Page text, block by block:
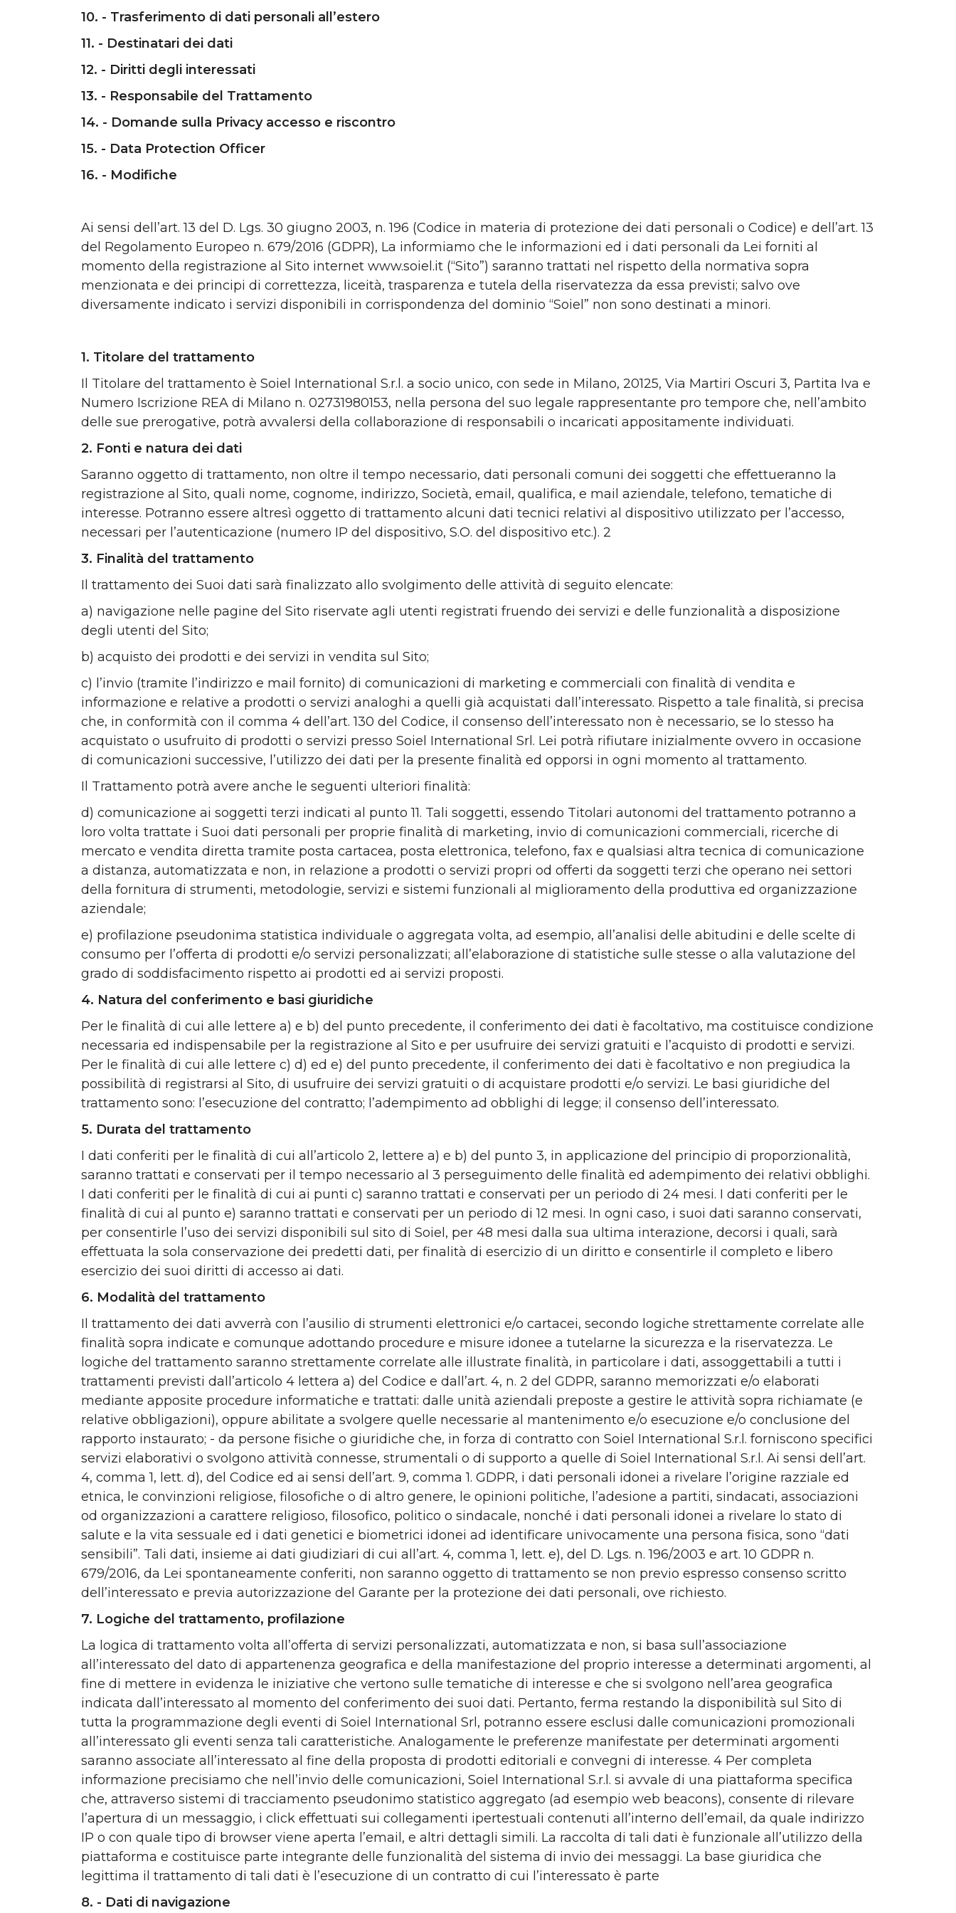
10. - Trasferimento di dati personali all’estero
11. - Destinatari dei dati
12. - Diritti degli interessati
13. - Responsabile del Trattamento
14. - Domande sulla Privacy accesso e riscontro
15. - Data Protection Officer
16. - Modifiche
Ai sensi dell’art. 13 del D. Lgs. 30 giugno 2003, n. 196 (Codice in materia di protezione dei dati personali o Codice) e dell’art. 13
del Regolamento Europeo n. 679/2016 (GDPR), La informiamo che le informazioni ed i dati personali da Lei forniti al
momento della registrazione al Sito internet www.soiel.it (“Sito”) saranno trattati nel rispetto della normativa sopra
menzionata e dei principi di correttezza, liceità, trasparenza e tutela della riservatezza da essa previsti; salvo ove
diversamente indicato i servizi disponibili in corrispondenza del dominio “Soiel” non sono destinati a minori.
1. Titolare del trattamento
Il Titolare del trattamento è Soiel International S.r.l. a socio unico, con sede in Milano, 20125, Via Martiri Oscuri 3, Partita Iva e
Numero Iscrizione REA di Milano n. 02731980153, nella persona del suo legale rappresentante pro tempore che, nell’ambito
delle sue prerogative, potrà avvalersi della collaborazione di responsabili o incaricati appositamente individuati.
2. Fonti e natura dei dati
Saranno oggetto di trattamento, non oltre il tempo necessario, dati personali comuni dei soggetti che effettueranno la
registrazione al Sito, quali nome, cognome, indirizzo, Società, email, qualifica, e mail aziendale, telefono, tematiche di
interesse. Potranno essere altresì oggetto di trattamento alcuni dati tecnici relativi al dispositivo utilizzato per l’accesso,
necessari per l’autenticazione (numero IP del dispositivo, S.O. del dispositivo etc.). 2
3. Finalità del trattamento
Il trattamento dei Suoi dati sarà finalizzato allo svolgimento delle attività di seguito elencate:
a) navigazione nelle pagine del Sito riservate agli utenti registrati fruendo dei servizi e delle funzionalità a disposizione
degli utenti del Sito;
b) acquisto dei prodotti e dei servizi in vendita sul Sito;
c) l’invio (tramite l’indirizzo e mail fornito) di comunicazioni di marketing e commerciali con finalità di vendita e
informazione e relative a prodotti o servizi analoghi a quelli già acquistati dall’interessato. Rispetto a tale finalità, si precisa
che, in conformità con il comma 4 dell’art. 130 del Codice, il consenso dell’interessato non è necessario, se lo stesso ha
acquistato o usufruito di prodotti o servizi presso Soiel International Srl. Lei potrà rifiutare inizialmente ovvero in occasione
di comunicazioni successive, l’utilizzo dei dati per la presente finalità ed opporsi in ogni momento al trattamento.
Il Trattamento potrà avere anche le seguenti ulteriori finalità:
d) comunicazione ai soggetti terzi indicati al punto 11. Tali soggetti, essendo Titolari autonomi del trattamento potranno a
loro volta trattate i Suoi dati personali per proprie finalità di marketing, invio di comunicazioni commerciali, ricerche di
mercato e vendita diretta tramite posta cartacea, posta elettronica, telefono, fax e qualsiasi altra tecnica di comunicazione
a distanza, automatizzata e non, in relazione a prodotti o servizi propri od offerti da soggetti terzi che operano nei settori
della fornitura di strumenti, metodologie, servizi e sistemi funzionali al miglioramento della produttiva ed organizzazione
aziendale;
e) profilazione pseudonima statistica individuale o aggregata volta, ad esempio, all’analisi delle abitudini e delle scelte di
consumo per l’offerta di prodotti e/o servizi personalizzati; all’elaborazione di statistiche sulle stesse o alla valutazione del
grado di soddisfacimento rispetto ai prodotti ed ai servizi proposti.
4. Natura del conferimento e basi giuridiche
Per le finalità di cui alle lettere a) e b) del punto precedente, il conferimento dei dati è facoltativo, ma costituisce condizione
necessaria ed indispensabile per la registrazione al Sito e per usufruire dei servizi gratuiti e l’acquisto di prodotti e servizi.
Per le finalità di cui alle lettere c) d) ed e) del punto precedente, il conferimento dei dati è facoltativo e non pregiudica la
possibilità di registrarsi al Sito, di usufruire dei servizi gratuiti o di acquistare prodotti e/o servizi. Le basi giuridiche del
trattamento sono: l’esecuzione del contratto; l’adempimento ad obblighi di legge; il consenso dell’interessato.
5. Durata del trattamento
I dati conferiti per le finalità di cui all’articolo 2, lettere a) e b) del punto 3, in applicazione del principio di proporzionalità,
saranno trattati e conservati per il tempo necessario al 3 perseguimento delle finalità ed adempimento dei relativi obblighi.
I dati conferiti per le finalità di cui ai punti c) saranno trattati e conservati per un periodo di 24 mesi. I dati conferiti per le
finalità di cui al punto e) saranno trattati e conservati per un periodo di 12 mesi. In ogni caso, i suoi dati saranno conservati,
per consentirle l’uso dei servizi disponibili sul sito di Soiel, per 48 mesi dalla sua ultima interazione, decorsi i quali, sarà
effettuata la sola conservazione dei predetti dati, per finalità di esercizio di un diritto e consentirle il completo e libero
esercizio dei suoi diritti di accesso ai dati.
6. Modalità del trattamento
Il trattamento dei dati avverrà con l’ausilio di strumenti elettronici e/o cartacei, secondo logiche strettamente correlate alle
finalità sopra indicate e comunque adottando procedure e misure idonee a tutelarne la sicurezza e la riservatezza. Le
logiche del trattamento saranno strettamente correlate alle illustrate finalità, in particolare i dati, assoggettabili a tutti i
trattamenti previsti dall’articolo 4 lettera a) del Codice e dall’art. 4, n. 2 del GDPR, saranno memorizzati e/o elaborati
mediante apposite procedure informatiche e trattati: dalle unità aziendali preposte a gestire le attività sopra richiamate (e
relative obbligazioni), oppure abilitate a svolgere quelle necessarie al mantenimento e/o esecuzione e/o conclusione del
rapporto instaurato; - da persone fisiche o giuridiche che, in forza di contratto con Soiel International S.r.l. forniscono specifici
servizi elaborativi o svolgono attività connesse, strumentali o di supporto a quelle di Soiel International S.r.l. Ai sensi dell’art.
4, comma 1, lett. d), del Codice ed ai sensi dell’art. 9, comma 1. GDPR, i dati personali idonei a rivelare l’origine razziale ed
etnica, le convinzioni religiose, filosofiche o di altro genere, le opinioni politiche, l’adesione a partiti, sindacati, associazioni
od organizzazioni a carattere religioso, filosofico, politico o sindacale, nonché i dati personali idonei a rivelare lo stato di
salute e la vita sessuale ed i dati genetici e biometrici idonei ad identificare univocamente una persona fisica, sono “dati
sensibili”. Tali dati, insieme ai dati giudiziari di cui all’art. 4, comma 1, lett. e), del D. Lgs. n. 196/2003 e art. 10 GDPR n.
679/2016, da Lei spontaneamente conferiti, non saranno oggetto di trattamento se non previo espresso consenso scritto
dell’interessato e previa autorizzazione del Garante per la protezione dei dati personali, ove richiesto.
7. Logiche del trattamento, profilazione
La logica di trattamento volta all’offerta di servizi personalizzati, automatizzata e non, si basa sull’associazione
all’interessato del dato di appartenenza geografica e della manifestazione del proprio interesse a determinati argomenti, al
fine di mettere in evidenza le iniziative che vertono sulle tematiche di interesse e che si svolgono nell’area geografica
indicata dall’interessato al momento del conferimento dei suoi dati. Pertanto, ferma restando la disponibilità sul Sito di
tutta la programmazione degli eventi di Soiel International Srl, potranno essere esclusi dalle comunicazioni promozionali
all’interessato gli eventi senza tali caratteristiche. Analogamente le preferenze manifestate per determinati argomenti
saranno associate all’interessato al fine della proposta di prodotti editoriali e convegni di interesse. 4 Per completa
informazione precisiamo che nell’invio delle comunicazioni, Soiel International S.r.l. si avvale di una piattaforma specifica
che, attraverso sistemi di tracciamento pseudonimo statistico aggregato (ad esempio web beacons), consente di rilevare
l’apertura di un messaggio, i click effettuati sui collegamenti ipertestuali contenuti all’interno dell’email, da quale indirizzo
IP o con quale tipo di browser viene aperta l’email, e altri dettagli simili. La raccolta di tali dati è funzionale all’utilizzo della
piattaforma e costituisce parte integrante delle funzionalità del sistema di invio dei messaggi. La base giuridica che
legittima il trattamento di tali dati è l’esecuzione di un contratto di cui l’interessato è parte
8. - Dati di navigazione